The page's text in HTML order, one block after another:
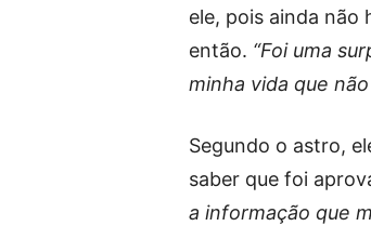
ele, pois ainda não
então. “Foi uma
minha vida que
Segundo o astro,
saber que foi
a informação que